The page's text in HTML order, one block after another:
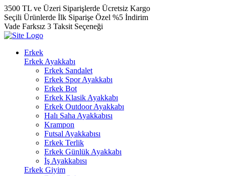
3500 TL ve Üzeri Siparişlerde Ücretsiz Kargo
Seçili Ürünlerde İlk Siparişe Özel %5 İndirim
Vade Farksız 3 Taksit Seçeneği
Erkek
Erkek Ayakkabı
Erkek Sandalet
Erkek Spor Ayakkabı
Erkek Bot
Erkek Klasik Ayakkabı
Erkek Outdoor Ayakkabı
Halı Saha Ayakkabısı
Krampon
Futsal Ayakkabısı
Erkek Terlik
Erkek Günlük Ayakkabı
İş Ayakkabısı
Erkek Giyim